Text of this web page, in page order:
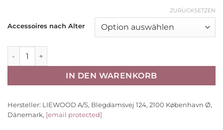
Accessoires nach Alter
ZURÜCKSETZEN
Liewood Lily Bademantel „Rabbit rose“ Gr. 1-8 Jahre Menge
IN DEN WARENKORB
Hersteller: LIEWOOD A/S, Blegdamsvej 124, 2100 København Ø,
Dänemark, [email protected]